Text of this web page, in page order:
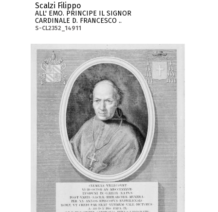
Scalzi Filippo
ALL' EMO. PRINCIPE IL SIGNOR
CARDINALE D. FRANCESCO ..
S-CL2352_14911